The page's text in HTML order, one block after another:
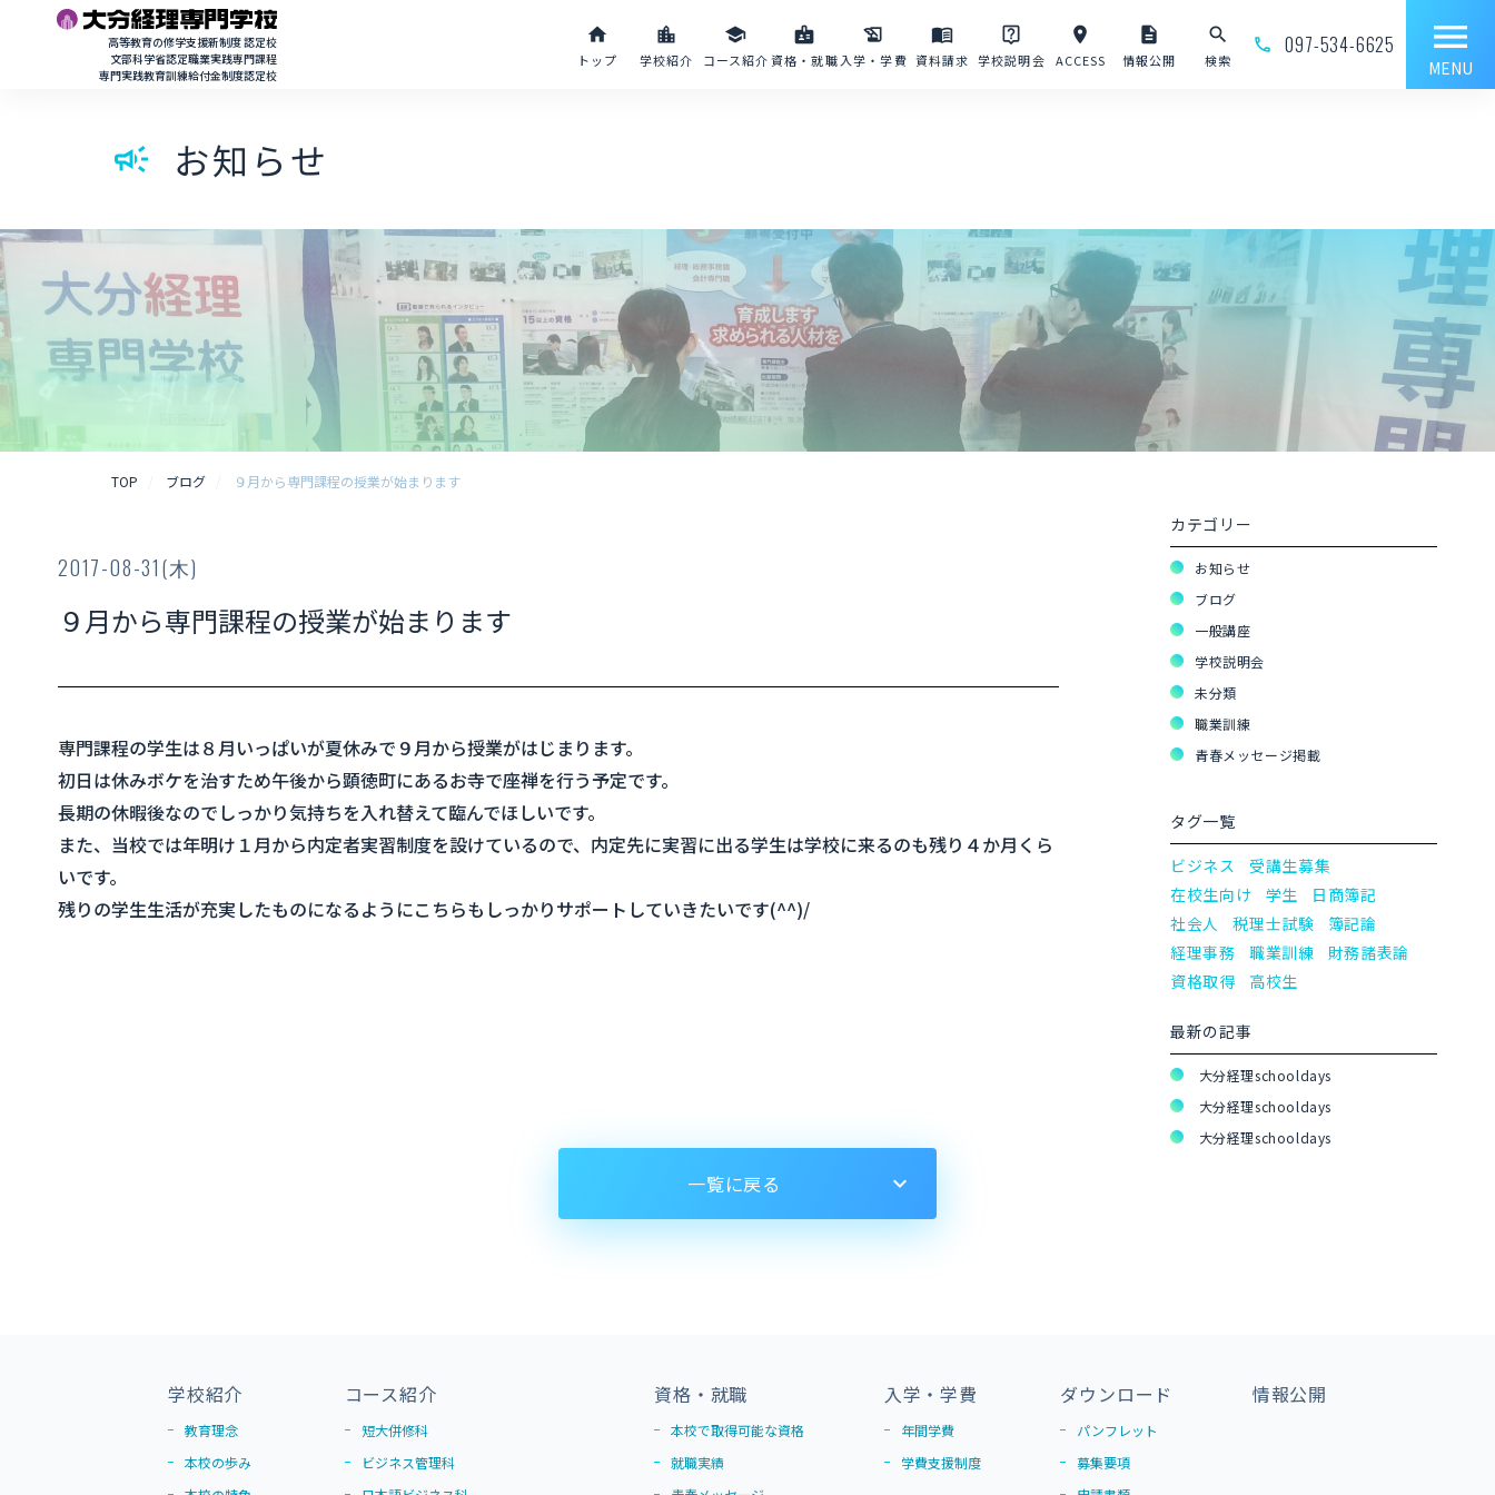
高等教育の修学支援新制度 認定校
文部科学省認定職業実践専門課程
専門実践教育訓練給付金制度認定校
home
トップ
location_city
学校紹介
school
コース紹介
badge
資格・就職
history_edu
入学・学費
menu_book
資料請求
live_help
学校説明会
place
ACCESS
description
情報公開
search
検索
phone_outline
097-534-6625 menu
MENU
campaign お知らせ
TOP ブログ ９月から専門課程の授業が始まります
2017-08-31(木)
９月から専門課程の授業が始まります
専門課程の学生は８月いっぱいが夏休みで９月から授業がはじまります。
初日は休みボケを治すため午後から顕徳町にあるお寺で座禅を行う予定です。
長期の休暇後なのでしっかり気持ちを入れ替えて臨んでほしいです。
また、当校では年明け１月から内定者実習制度を設けているので、内定先に実習に出る学生は学校に来るのも残り４か月くら
いです。
残りの学生生活が充実したものになるようにこちらもしっかりサポートしていきたいです(^^)/
カテゴリー
お知らせ
ブログ
一般講座
学校説明会
未分類
職業訓練
青春メッセージ掲載
タグ一覧
ビジネス
受講生募集
在校生向け
学生
日商簿記
社会人
税理士試験
簿記論
経理事務
職業訓練
財務諸表論
資格取得
高校生
最新の記事
大分経理schooldays
大分経理schooldays
大分経理schooldays
一覧に戻る
学校紹介
教育理念
本校の歩み
コース紹介
短大併修科
ビジネス管理科
資格・就職
本校で取得可能な資格
就職実績
入学・学費
年間学費
学費支援制度
ダウンロード
パンフレット
募集要項
情報公開